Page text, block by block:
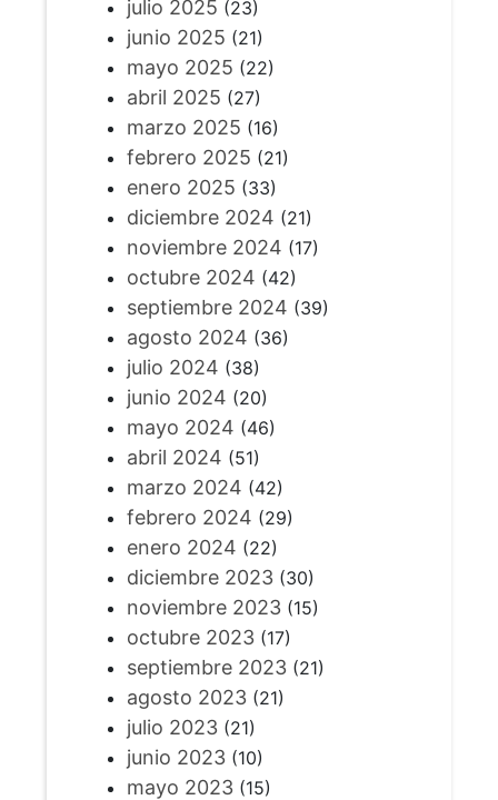
julio 2025 (23)
junio 2025 (21)
mayo 2025 (22)
abril 2025 (27)
marzo 2025 (16)
febrero 2025 (21)
enero 2025 (33)
diciembre 2024 (21)
noviembre 2024 (17)
octubre 2024 (42)
septiembre 2024 (39)
agosto 2024 (36)
julio 2024 (38)
junio 2024 (20)
mayo 2024 (46)
abril 2024 (51)
marzo 2024 (42)
febrero 2024 (29)
enero 2024 (22)
diciembre 2023(30)
noviembre 2023(15)
octubre 2023(17)
septiembre 2023(21)
agosto 2023(21)
julio 2023(21)
junio 2023(10)
mayo 2023(15)